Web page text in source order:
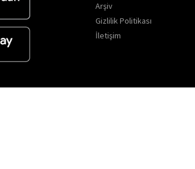
Arşiv
Gizlilik Politikası
İletişim